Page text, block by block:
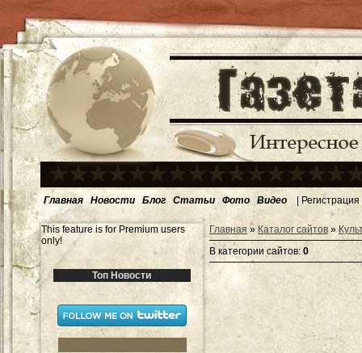
Главная Новости Блог Статьи Фото Видео | Регистрация
This feature is for Premium users
only!
Топ Новости
Главная » Каталог сайтов »
В категории сайтов: 0